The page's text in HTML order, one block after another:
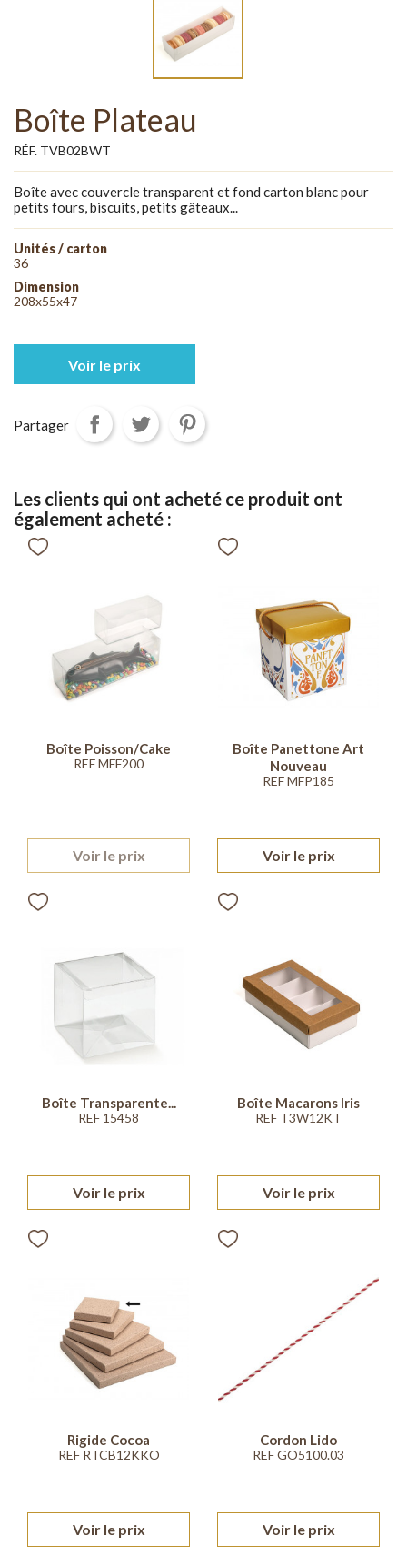
Boîte Plateau
RÉF. TVB02BWT
Boîte avec couvercle transparent et fond carton blanc pour
petits fours, biscuits, petits gâteaux...
Unités / carton
36
Dimension
208x55x47
Voir le prix
Partager
Les clients qui ont acheté ce produit ont
également acheté :
Boîte Poisson/Cake
REF MFF200
Voir le prix
Boîte Panettone Art
Nouveau
REF MFP185
Voir le prix
Boîte Transparente...
REF 15458
Voir le prix
Boîte Macarons Iris
REF T3W12KT
Voir le prix
Rigide Cocoa
REF RTCB12KKO
Voir le prix
Cordon Lido
REF GO5100.03
Voir le prix